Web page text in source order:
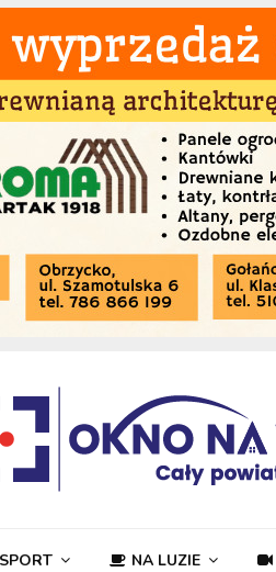
SPORT NA LUZIE